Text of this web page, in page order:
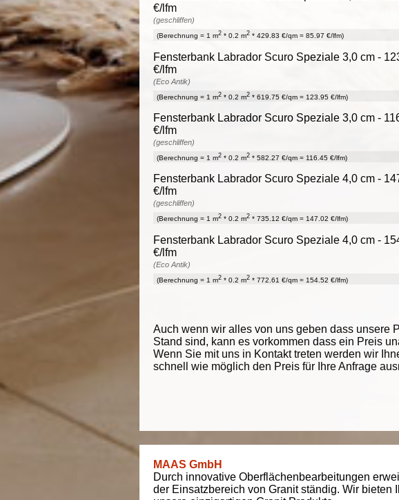
€/lfm
(geschliffen)
(Berechnung = 1 m2 * 0.2 m2 * 429.83 €/qm = 85.97 €/lfm)
Fensterbank Labrador Scuro Speziale 3,0 cm -
€/lfm
(Eco Antik)
(Berechnung = 1 m2 * 0.2 m2 * 619.75 €/qm = 123.95 €/lfm)
Fensterbank Labrador Scuro Speziale 3,0 cm -
€/lfm
(geschliffen)
(Berechnung = 1 m2 * 0.2 m2 * 582.27 €/qm = 116.45 €/lfm)
Fensterbank Labrador Scuro Speziale 4,0 cm -
€/lfm
(geschliffen)
(Berechnung = 1 m2 * 0.2 m2 * 735.12 €/qm = 147.02 €/lfm)
Fensterbank Labrador Scuro Speziale 4,0 cm -
€/lfm
(Eco Antik)
(Berechnung = 1 m2 * 0.2 m2 * 772.61 €/qm = 154.52 €/lfm)
Auch wenn wir alles von uns geben dass unsere
Stand sind, kann es vorkommen dass ein Preis
Wenn Sie mit uns in Kontakt treten werden wir
schnell wie möglich den Preis für Ihre Anfrage
MAAS GmbH
Durch innovative Oberflächenbearbeitungen
der Einsatzbereich von Granit ständig. Wir bieten